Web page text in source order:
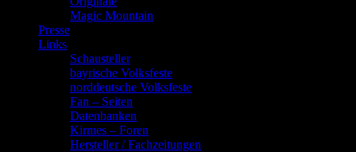
Magic Mountain
Presse
Links
Schausteller
bayrische Volksfeste
norddeutsche Volksfeste
Fan – Seiten
Datenbanken
Kirmes – Foren
Hersteller / Fachzeitungen